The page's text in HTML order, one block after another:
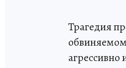
Трагедия